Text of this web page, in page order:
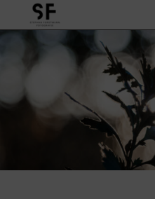
Inhalt